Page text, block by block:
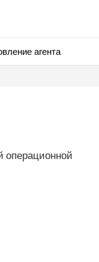
агента
операционной